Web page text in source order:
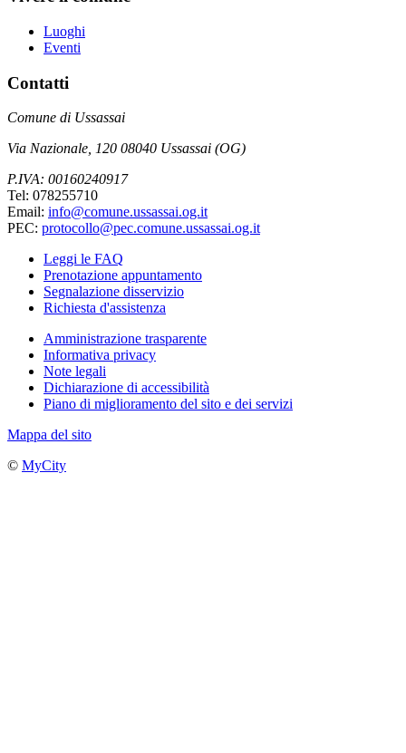
Luoghi
Eventi
Contatti
Comune di Ussassai
Via Nazionale, 120 08040 Ussassai (OG)
P.IVA: 00160240917
Tel: 078255710
Email: info@comune.ussassai.og.it
PEC: protocollo@pec.comune.ussassai.og.it
Leggi le FAQ
Prenotazione appuntamento
Segnalazione disservizio
Richiesta d'assistenza
Amministrazione trasparente
Informativa privacy
Note legali
Dichiarazione di accessibilità
Piano di miglioramento del sito e dei servizi
Mappa del sito
© MyCity